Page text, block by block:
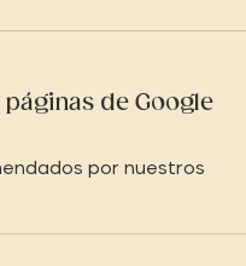
de Google
por nuestros